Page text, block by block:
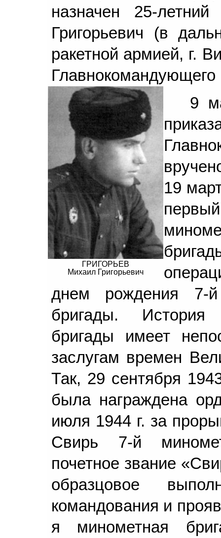
назначен 25-
Григорьевич (в
ракетной армией, г.
ГРИГОРЬЕВ
Михаил Григорьевич
9
19
днем рождения 7-й
бригады. История
бригады имеет
заслугам времен
Так, 29 сентября
была награждена
июля 1944 г. за
Свирь 7-й
почетное звание
образцовое
командования и
я минометная